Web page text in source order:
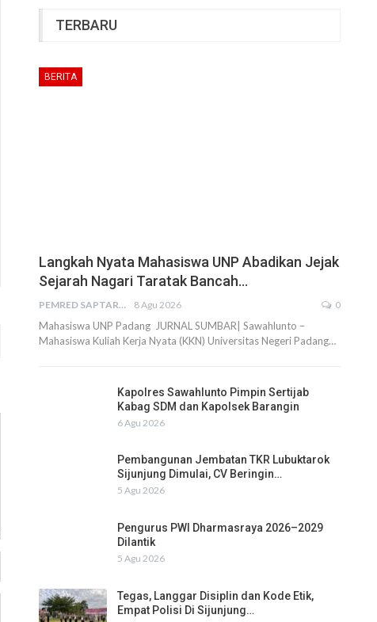
TERBARU
BERITA
Langkah Nyata Mahasiswa UNP Abadikan Jejak
Sejarah Nagari Taratak Bancah…
PEMRED SAPTARIUS 8 Agu 2026 0
Mahasiswa UNP Padang JURNAL SUMBAR| Sawahlunto –
Mahasiswa Kuliah Kerja Nyata (KKN) Universitas Negeri Padang…
Kapolres Sawahlunto Pimpin Sertijab
Kabag SDM dan Kapolsek Barangin
6 Agu 2026
Pembangunan Jembatan TKR Lubuktarok
Sijunjung Dimulai, CV Beringin…
5 Agu 2026
Pengurus PWI Dharmasraya 2026–2029
Dilantik
5 Agu 2026
Tegas, Langgar Disiplin dan Kode Etik,
Empat Polisi Di Sijunjung…